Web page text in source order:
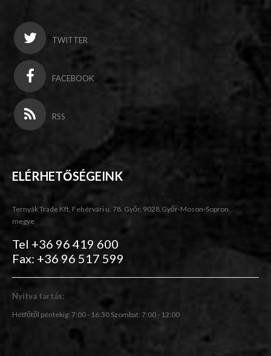
TWITTER
FACEBOOK
RSS
ELÉRHETŐSÉGEINK
Ternyák Trade Kft, Fehérvári u. 78. Győr, 9028,Győr-Moson-Sopron
megye
Tel +36 96 419 600
Fax: +36 96 517 599
Nyitva tartás:
Hétfőtől péntekig: 7:00 - 16:30 Szombat: 7:00 - 12:00